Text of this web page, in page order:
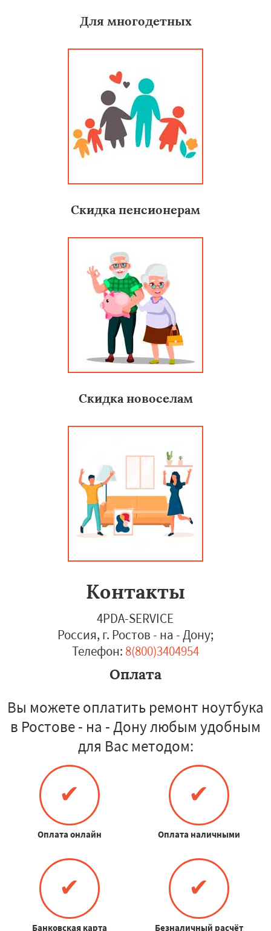
Для многодетных
Скидка пенсионерам
Скидка новоселам
Контакты
4PDA-SERVICE
Россия, г. Ростов - на - Дону;
Телефон: 8(800)3404954
Оплата
Вы можете оплатить ремонт ноутбука
в Ростове - на - Дону любым удобным
для Вас методом:
✔
Оплата онлайн
✔
Оплата наличными
✔
Банковская карта
✔
Безналичный расчёт